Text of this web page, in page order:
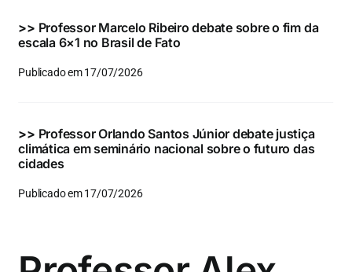
>> Professor Marcelo Ribeiro debate sobre o fim da
escala 6×1 no Brasil de Fato
Publicado em 17/07/2026
>> Professor Orlando Santos Júnior debate justiça
climática em seminário nacional sobre o futuro das
cidades
Publicado em 17/07/2026